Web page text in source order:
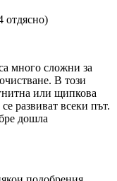
отдясно)
много сложни за
В този
или щипкова
развиват всеки път.
дошла